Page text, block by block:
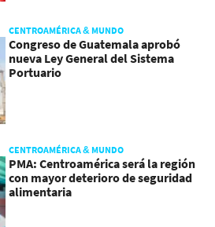
CENTROAMÉRICA & MUNDO
Congreso de Guatemala aprobó
nueva Ley General del Sistema
Portuario
CENTROAMÉRICA & MUNDO
PMA: Centroamérica será la región
con mayor deterioro de seguridad
alimentaria